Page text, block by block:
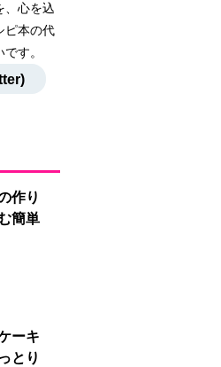
、心を込
ピ本の代
す。
作り
簡単
ーキ
とり